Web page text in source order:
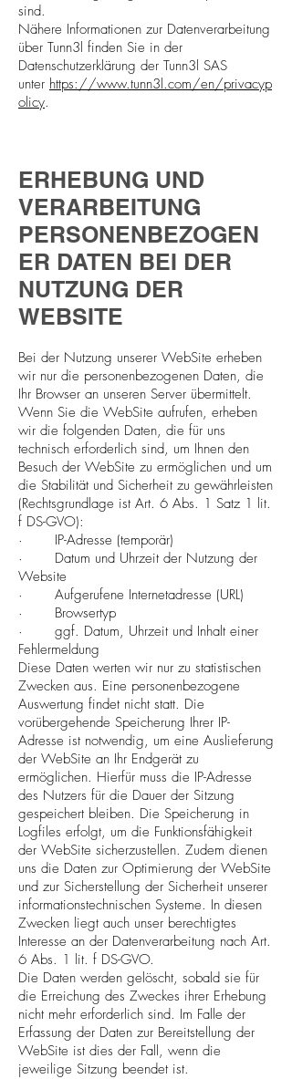
sind.
Nähere Informationen zur Datenverarbeitung
über Tunn3l finden Sie in der
Datenschutzerklärung der Tunn3l SAS
unter https://www.tunn3l.com/en/privacyp
olicy.
ERHEBUNG UND
VERARBEITUNG
PERSONENBEZOGEN
ER DATEN BEI DER
NUTZUNG DER
WEBSITE
Bei der Nutzung unserer WebSite erheben
wir nur die personenbezogenen Daten, die
Ihr Browser an unseren Server übermittelt.
Wenn Sie die WebSite aufrufen, erheben
wir die folgenden Daten, die für uns
technisch erforderlich sind, um Ihnen den
Besuch der WebSite zu ermöglichen und um
die Stabilität und Sicherheit zu gewährleisten
(Rechtsgrundlage ist Art. 6 Abs. 1 Satz 1 lit.
f DS-GVO):
· IP-Adresse (temporär)
· Datum und Uhrzeit der Nutzung der
Website
· Aufgerufene Internetadresse (URL)
· Browsertyp
· ggf. Datum, Uhrzeit und Inhalt einer
Fehlermeldung
Diese Daten werten wir nur zu statistischen
Zwecken aus. Eine personenbezogene
Auswertung findet nicht statt. Die
vorübergehende Speicherung Ihrer IP-
Adresse ist notwendig, um eine Auslieferung
der WebSite an Ihr Endgerät zu
ermöglichen. Hierfür muss die IP-Adresse
des Nutzers für die Dauer der Sitzung
gespeichert bleiben. Die Speicherung in
Logfiles erfolgt, um die Funktionsfähigkeit
der WebSite sicherzustellen. Zudem dienen
uns die Daten zur Optimierung der WebSite
und zur Sicherstellung der Sicherheit unserer
informationstechnischen Systeme. In diesen
Zwecken liegt auch unser berechtigtes
Interesse an der Datenverarbeitung nach Art.
6 Abs. 1 lit. f DS-GVO.
Die Daten werden gelöscht, sobald sie für
die Erreichung des Zweckes ihrer Erhebung
nicht mehr erforderlich sind. Im Falle der
Erfassung der Daten zur Bereitstellung der
WebSite ist dies der Fall, wenn die
jeweilige Sitzung beendet ist.